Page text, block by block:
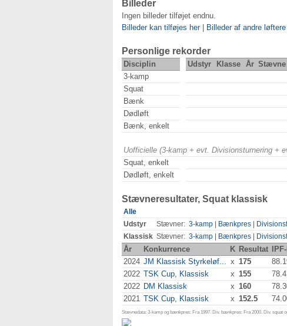
Billeder
Ingen billeder tilføjet endnu.
Billeder kan tilføjes her| Billeder af andre løftere
Personlige rekorder
Disciplin Udstyr Klasse År Stævne
3-kamp
Squat
Bænk
Dødløft
Bænk, enkelt
Uofficielle (3-kamp + evt. Divisionsturnering
Squat, enkelt
Dødløft, enkelt
Stævneresultater, Squat klassisk
Alle
Udstyr
Stævner: 3-kamp Bænkpres
Klassisk Stævner: 3-kamp Bænkpres
År Konkurrence K Resultat
2024 JM Klassisk Styrkeløf... x 175
2022 TSK Cup, Klassisk x 155
2022 DM Klassisk x 160
2021 TSK Cup, Klassisk x 152.5
Stævnedata: 3-kamp og bænkpres: Fra 1997. Div. bænkpres: Fra 2000. Div. squat